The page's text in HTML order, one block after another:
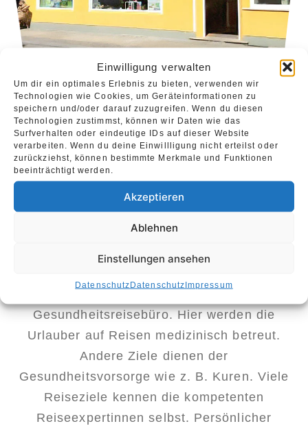
Einwilligung verwalten
Um dir ein optimales Erlebnis zu bieten, verwenden wir
Technologien wie Cookies, um Geräteinformationen zu
speichern und/oder darauf zuzugreifen. Wenn du diesen
Technologien zustimmst, können wir Daten wie das
Surfverhalten oder eindeutige IDs auf dieser Website
verarbeiten. Wenn du deine Einwillligung nicht erteilst oder
zurückziehst, können bestimmte Merkmale und Funktionen
beeinträchtigt werden.
Akzeptieren
Ablehnen
Einstellungen ansehen
DatenschutzDatenschutzImpressum
Urlaubstraum wird Traumurlaub. Seit mehr
als 70 Jahren werden im DERPART
Reisebüro Spandau Reisen in alle Welt
verkauft – vom Luxusaufenthalt bis zum
Last-Minute-Urlaub, Kreuzfahrten,
Cluburlaub, individuelle Reisen, Badeurlaub,
Gesundheitsreisebüro. Hier werden die
Urlauber auf Reisen medizinisch betreut.
Andere Ziele dienen der
Gesundheitsvorsorge wie z. B. Kuren. Viele
Reiseziele kennen die kompetenten
Reiseexpertinnen selbst. Persönlicher